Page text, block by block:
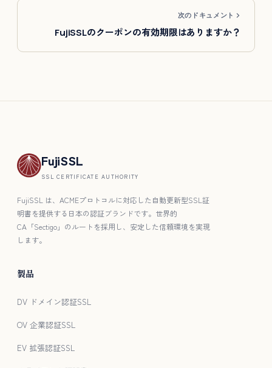
次のドキュメント
FujiSSLのクーポンの有効期限はありますか？
FujiSSL
SSL CERTIFICATE AUTHORITY
FujiSSL は、ACMEプロトコルに対応した自動更新型SSL証
明書を提供する日本の認証ブランドです。世界的
CA「Sectigo」のルートを採用し、安定した信頼環境を実現
します。
製品
DV ドメイン認証SSL
OV 企業認証SSL
EV 拡張認証SSL